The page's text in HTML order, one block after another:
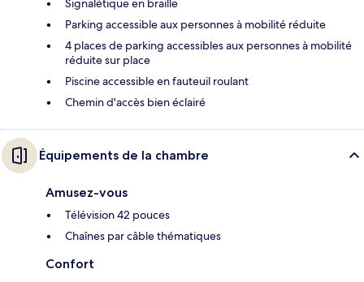
Signalétique en braille
Parking accessible aux personnes à mobilité réduite
4 places de parking accessibles aux personnes à mobilité
réduite sur place
Piscine accessible en fauteuil roulant
Chemin d'accès bien éclairé
Équipements de la chambre
Amusez-vous
Télévision 42 pouces
Chaînes par câble thématiques
Confort